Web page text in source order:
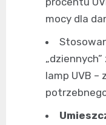
mocy dla
lamp UVB –